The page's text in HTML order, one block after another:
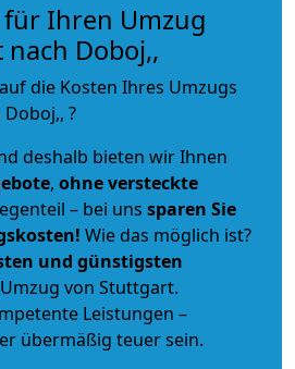
für Ihren Umzug
Doboj,,
die Kosten Ihres Umzugs
?
deshalb bieten wir Ihnen
, ohne versteckte
– bei uns sparen Sie
Wie das möglich ist?
und günstigsten
von Stuttgart.
Leistungen –
übermäßig teuer sein.